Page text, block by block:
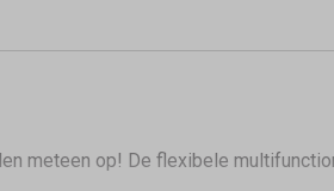
meteen op! De flexibele